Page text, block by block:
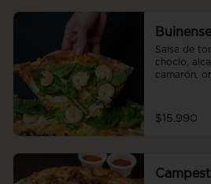
Salsa de
choclo,
camarón,
$15.990